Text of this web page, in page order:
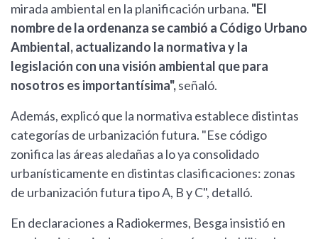
mirada ambiental en la planificación urbana. "El
nombre de la ordenanza se cambió a Código Urbano
Ambiental, actualizando la normativa y la
legislación con una visión ambiental que para
nosotros es importantísima",señaló.
Además, explicó que la normativa establece distintas
categorías de urbanización futura. "Ese código
zonifica las áreas aledañas a lo ya consolidado
urbanísticamente en distintas clasificaciones: zonas
de urbanización futura tipo A, B y C", detalló.
En declaraciones a Radiokermes, Besga insistió en